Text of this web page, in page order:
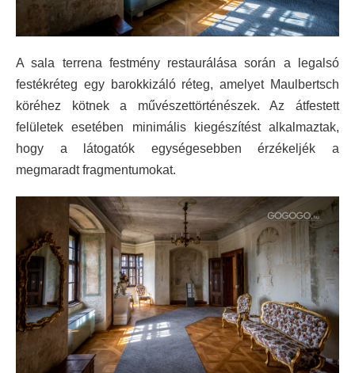
A sala terrena festmény restaurálása során a legalsó
festékréteg egy barokkizáló réteg, amelyet Maulbertsch
köréhez kötnek a művészettörténészek. Az átfestett
felületek esetében minimális kiegészítést alkalmaztak,
hogy a látogatók egységesebben érzékeljék a
megmaradt fragmentumokat.